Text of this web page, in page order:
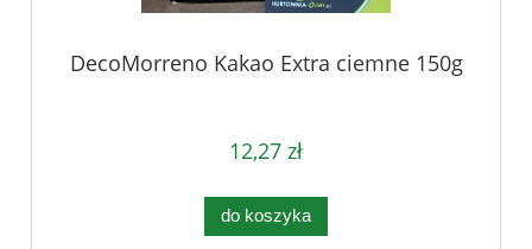
DecoMorreno Kakao Extra ciemne 150g
12,27 zł
do koszyka